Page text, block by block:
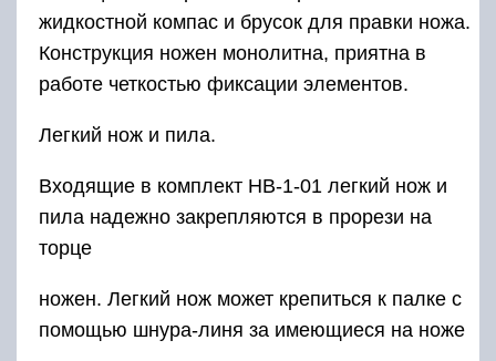
жидкостной компас и брусок для правки ножа.
Конструкция ножен монолитна, приятна в
работе четкостью фиксации элементов.
Легкий нож и пила.
Входящие в комплект НВ-1-01 легкий нож и
пила надежно закрепляются в прорези на
торце
ножен. Легкий нож может крепиться к палке с
помощью шнура-линя за имеющиеся на ноже